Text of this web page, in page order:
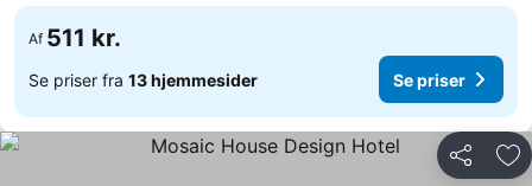
Af 511 kr.
Se priser fra 13 hjemmesider Se priser
Del